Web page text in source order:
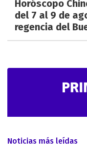
Horóscopo
del 7 al 9 de
regencia del
Noticias más leídas